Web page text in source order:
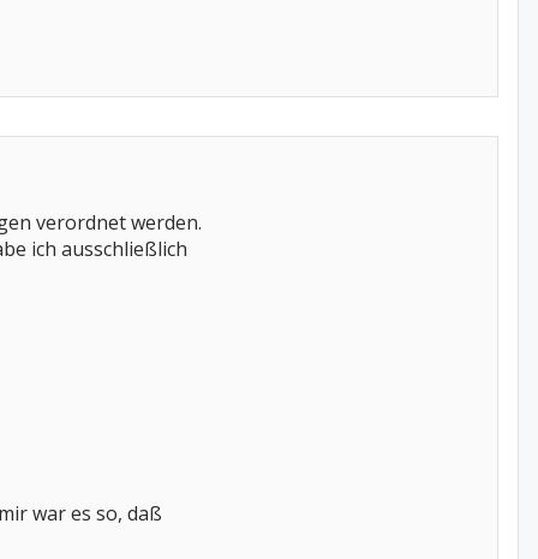
verordnet werden.
ich ausschließlich
war es so, daß